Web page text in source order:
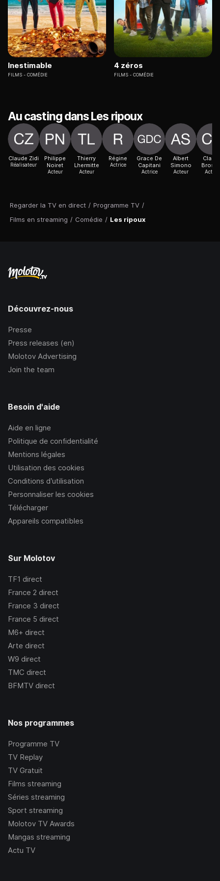
Regarder la TV en direct / Programme TV /
Films en streaming / Comédie / Les ripoux
Inestimable
FILMS COMÉDIE
4 zéros
FILMS COMÉDIE
Au casting dans Les ripoux
Claude Zidi
Réalisateur
Philippe
Noiret
Acteur
Thierry
Lhermitte
Acteur
Régine
Actrice
Grace De
Capitani
Actrice
Albert
Simono
Acteur Acteur
Découvrez-nous
Presse
Press releases (en)
Molotov Advertising
Join the team
Besoin d'aide
Aide en ligne
Politique de confidentialité
Mentions légales
Utilisation des cookies
Conditions d’utilisation
Personnaliser les cookies
Télécharger
Appareils compatibles
Sur Molotov
TF1 direct
France 2 direct
France 3 direct
France 5 direct
M6+ direct
Arte direct
W9 direct
TMC direct
BFMTV direct
Nos programmes
Programme TV
TV Replay
TV Gratuit
Films streaming
Séries streaming
Sport streaming
Molotov TV Awards
Mangas streaming
Actu TV